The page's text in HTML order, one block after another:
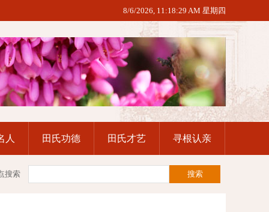
8/6/2026, 11:18:30 AM 星期四
人 田氏功德 田氏才艺 寻根认亲
搜索